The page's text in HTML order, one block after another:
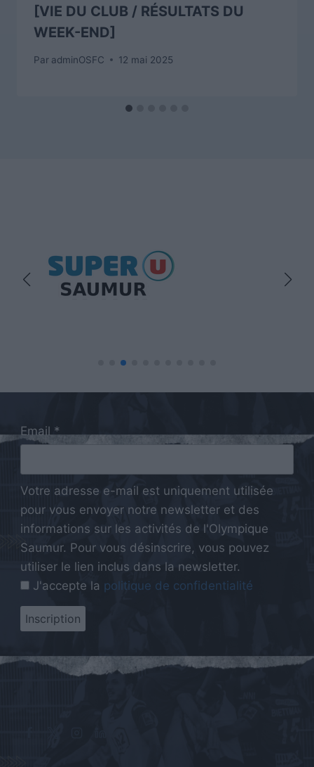
[VIE DU CLUB / RÉSULTATS DU
WEEK-END]
Par adminOSFC 12 mai 2025
Email *
Votre adresse e-mail est uniquement utilisée
pour vous envoyer notre newsletter et des
informations sur les activités de l'Olympique
Saumur. Pour vous désinscrire, vous pouvez
utiliser le lien inclus dans la newsletter.
J'accepte la politique de confidentialité